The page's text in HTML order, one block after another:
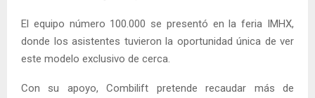
El equipo número 100.000 se presentó en la feria IMHX,
donde los asistentes tuvieron la oportunidad única de ver
este modelo exclusivo de cerca.
Con su apoyo, Combilift pretende recaudar más de